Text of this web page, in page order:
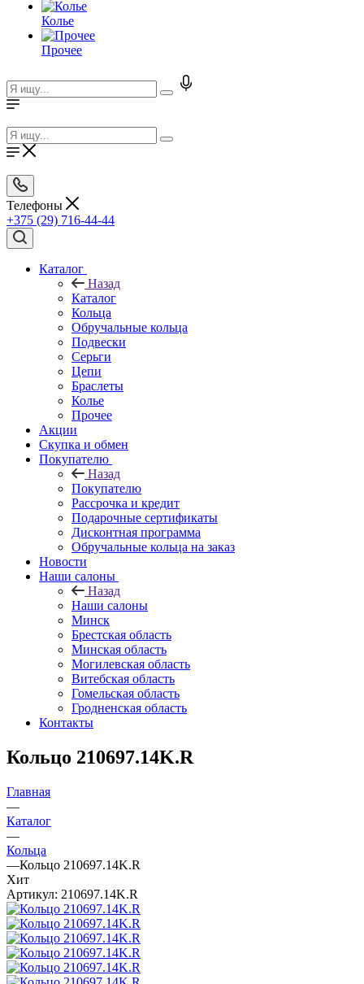
Колье
Прочее
Телефоны
+375 (29) 716-44-44
Каталог
Назад
Каталог
Кольца
Обручальные кольца
Подвески
Серьги
Цепи
Браслеты
Колье
Прочее
Акции
Скупка и обмен
Покупателю
Назад
Покупателю
Рассрочка и кредит
Подарочные сертификаты
Дисконтная программа
Обручальные кольца на заказ
Новости
Наши салоны
Назад
Наши салоны
Минск
Брестская область
Минская область
Могилевская область
Витебская область
Гомельская область
Гродненская область
Контакты
Кольцо 210697.14K.R
Главная
—
Каталог
—
Кольца
—Кольцо 210697.14K.R
Хит
Артикул: 210697.14K.R